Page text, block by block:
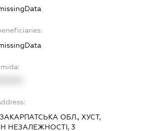
ОБЛ., ХУСТ,
НЕЗАЛЕЖНОСТІ, 3